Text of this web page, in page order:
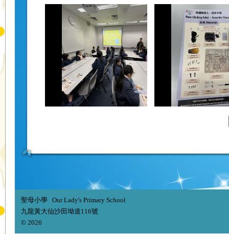
聖母小學 Our Lady's Primary School
九龍黃大仙沙田坳道116號
© 2026